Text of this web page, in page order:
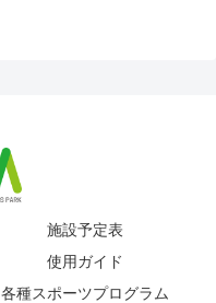
施設予定表
使用ガイド
各種スポーツプログラム